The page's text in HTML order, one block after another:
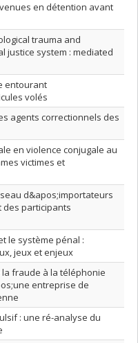
en détention avant
trauma and
justice system : mediated
entourant
volés
agents correctionnels des
en violence conjugale au
victimes et
d&apos;importateurs
des participants
le système pénal :
jeux et enjeux
fraude à la téléphonie
entreprise de
: une ré-analyse du